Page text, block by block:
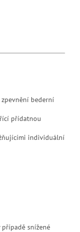
bederní
přídatnou
individuální
případě snížené